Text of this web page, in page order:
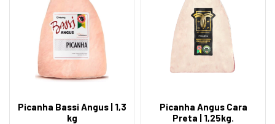
Picanha Bassi Angus | 1,3
kg
Picanha Angus Cara
Preta | 1,25kg.